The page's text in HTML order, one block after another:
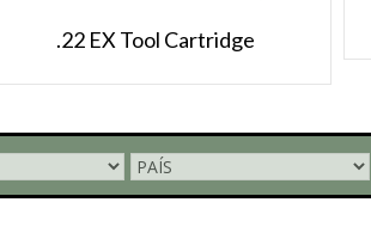
.22 EX Tool Cartridge